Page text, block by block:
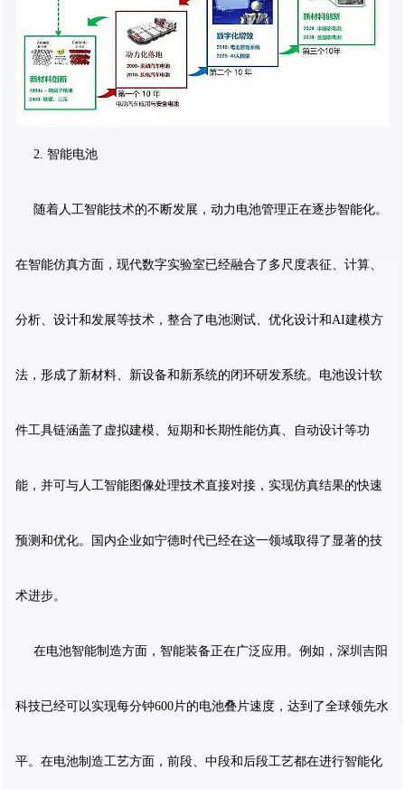
2. 智能电池
随着人工智能技术的不断发展，动力电池管理正在逐步智能化。
在智能仿真方面，现代数字实验室已经融合了多尺度表征、计算、
分析、设计和发展等技术，整合了电池测试、优化设计和AI建模方
法，形成了新材料、新设备和新系统的闭环研发系统。电池设计软
件工具链涵盖了虚拟建模、短期和长期性能仿真、自动设计等功
能，并可与人工智能图像处理技术直接对接，实现仿真结果的快速
预测和优化。国内企业如宁德时代已经在这一领域取得了显著的技
术进步。
在电池智能制造方面，智能装备正在广泛应用。例如，深圳吉阳
科技已经可以实现每分钟600片的电池叠片速度，达到了全球领先水
平。在电池制造工艺方面，前段、中段和后段工艺都在进行智能化